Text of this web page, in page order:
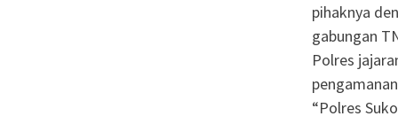
pihaknya
gabungan
Polres
“Polres